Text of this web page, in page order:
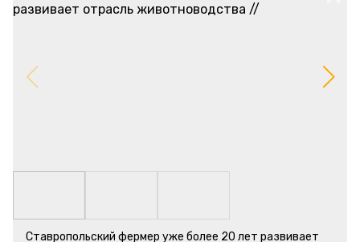
Ставропольский фермер уже более 20 лет развивает